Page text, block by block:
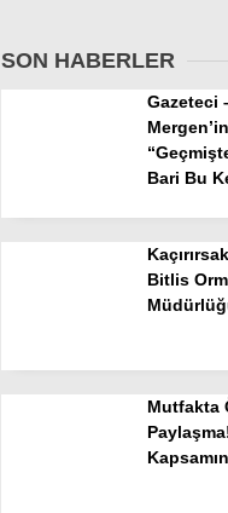
SON HABERLER
Gazeteci
Bari Bu
Bitlis
Mutfakta